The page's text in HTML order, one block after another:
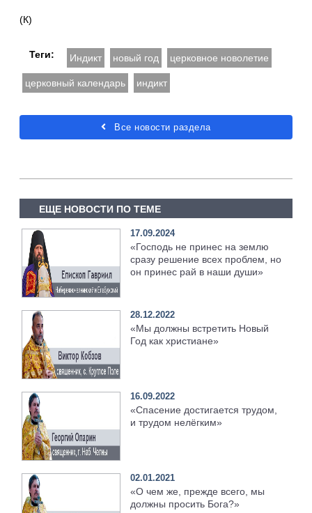
(К)
Теги: Индикт новый год церковное новолетие
церковный календарь индикт
Все новости раздела
ЕЩЕ НОВОСТИ ПО ТЕМЕ
17.09.2024
«Господь не принес на землю
сразу решение всех проблем, но
он принес рай в наши души»
28.12.2022
«Мы должны встретить Новый
Год как христиане»
16.09.2022
«Спасение достигается трудом,
и трудом нелёгким»
02.01.2021
«О чем же, прежде всего, мы
должны просить Бога?»